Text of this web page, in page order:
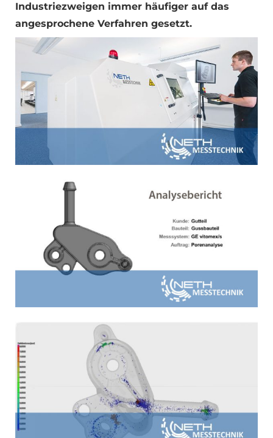
Industriezweigen immer häufiger auf das
angesprochene Verfahren gesetzt.